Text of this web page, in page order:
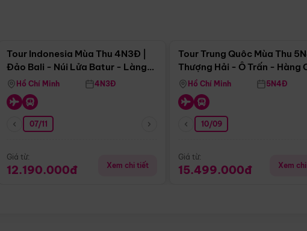
Tour Indonesia Mùa Thu 4N3Đ |
Đảo Bali - Núi Lửa Batur - Làng
Penglipuran
Hồ Chí Minh 4N3Đ
07/11
Giá từ:
12.190.000đ Xem chi tiết
Tour Trung Quôc Mùa Thu
Thượng Hải - Ô Trấn - Hàng
(Tour Không Shopping)
Hồ Chí Minh 5N4Đ
10/09
Giá từ:
15.499.000đ Xem